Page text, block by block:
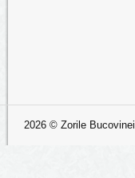
2026 © Zorile Bucovinei